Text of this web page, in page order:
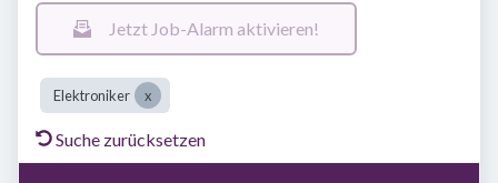
Jetzt Job-Alarm aktivieren!
Elektroniker
Suche zurücksetzen